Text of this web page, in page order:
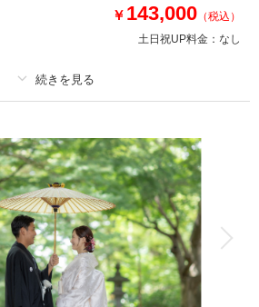
したドレスより１着お選び下さい
撮影レポート
撮影日の空き
を確認する
￥ 143,000 （税込）
土日祝UP料金： なし
新婦衣装1着 新郎衣装1着
ヘアメイク 小物一式
データ 150 カット 台紙付写真
会食 挙式
家族用衣装レンタル ペットと撮影
その他含むもの